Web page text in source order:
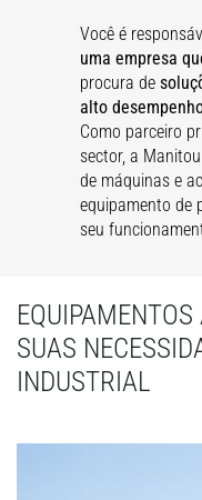
Você é
uma empresa
procura de
alto
Como parceiro
sector, a
de máquinas e
equipamento de
seu
SUAS
INDUSTRIAL